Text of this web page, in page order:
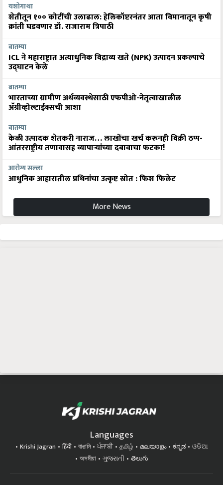
यशोगाथा
शेतीतून १०० कोटींची उलाढाल: हेलिकॉप्टरनंतर आता विमानातून कृषी
क्रांती घडवणार डॉ. राजाराम त्रिपाठी
बातम्या
ICL ने महाराष्ट्रात अत्याधुनिक विद्राव्य खते (NPK) उत्पादन प्रकल्पाचे
उद्घाटन केले
बातम्या
भारताच्या ग्रामीण अर्थव्यवस्थेसाठी एफपीओ-नेतृत्वाखालील
अ‍ॅग्रीव्होल्टाईक्सची आशा
बातम्या
केळी उत्पादक शेतकरी नाराज… लाखोंचा खर्च करूनही विक्री ठप्प-
आंतरराष्ट्रीय तणावासह व्यापाऱ्यांच्या दबावाचा फटका!
आरोग्य सल्ला
आधुनिक आहारातील प्रथिनांचा उत्कृष्ट स्रोत : फिश फिलेट
More News
Languages
Krishi Jagran हिंदी বাঙালি ਪੰਜਾਬੀ தமிழ் മലയാളം ಕನ್ನಡ
ଓଡିଆ
অসমীয়া
ગુજરાતી తెలుగు